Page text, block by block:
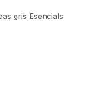
gris Esencials